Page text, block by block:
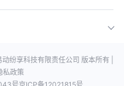
纷享科技有限责任公司 版本所有 |
私政策